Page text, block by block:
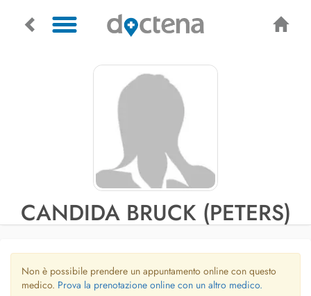
CANDIDA BRUCK (PETERS)
Non è possibile prendere un appuntamento online con questo
medico. Prova la prenotazione online con un altro medico.